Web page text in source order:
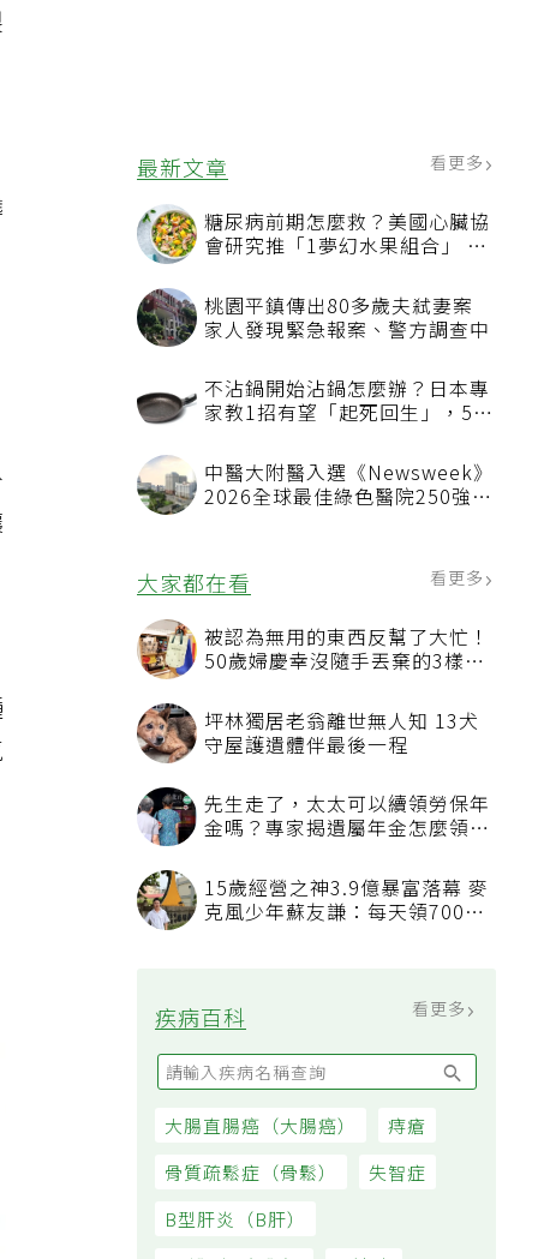
最新文章 看更多
糖尿病前期怎麼救？美國心臟協
會研究推「1夢幻水果組合」 酪
桃園平鎮傳出80多歲夫弒妻案
家人發現緊急報案、警方調查中
不沾鍋開始沾鍋怎麼辦？日本專
家教1招有望「起死回生」，5情
中醫大附醫入選《Newsweek》
2026全球最佳綠色醫院250強
大家都在看
被認為無用的東西反幫了大忙！
50歲婦慶幸沒隨手丟棄的3樣物
坪林獨居老翁離世無人知 13犬
守屋護遺體伴最後一程
先生走了，太太可以續領勞保年
看順位還要看資格
15歲經營之神3.9億暴富落幕 麥
疾病百科